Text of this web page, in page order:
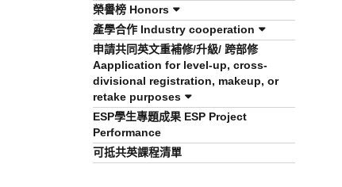
榮譽榜 Honors
產學合作 Industry cooperation
申請共同英文重補修/升級/ 跨部修
Aapplication for level-up, cross-
divisional registration, makeup, or
retake purposes
ESP學生專題成果 ESP Project
Performance
可抵共英課程清單